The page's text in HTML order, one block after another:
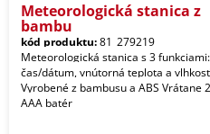
Meteorologická stanica z
bambu
kód produktu:81_279219
Meteorologická stanica s 3 funkciami:
čas/dátum, vnútorná teplota a vlhkosť
Vyrobené z bambusu a ABS Vrátane 2
AAA batér